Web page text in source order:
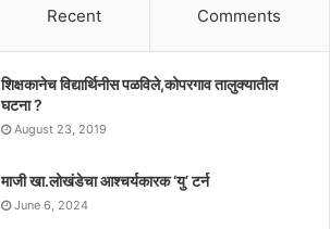
Recent Comments
शिक्षकानेच विद्यार्थिनीस पळविले,कोपरगाव तालुक्यातील
घटना ?
August 23, 2019
माजी खा.लोखंडेचा आश्चर्यकारक ‘यु’ टर्न
June 6, 2024